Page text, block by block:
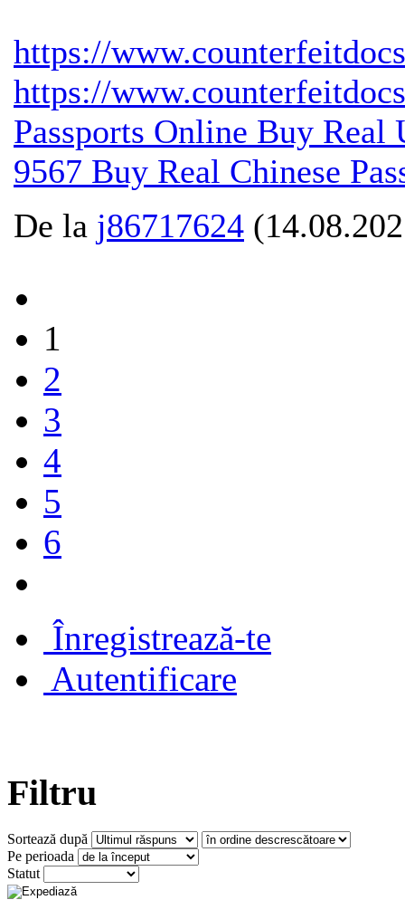
https://
https://
Passports Online Buy
9567 Buy Real Chinese
De la j86717624
1
2
3
4
5
6
Înregistrează-te
Autentificare
Filtru
Sortează după
Pe perioada
Statut